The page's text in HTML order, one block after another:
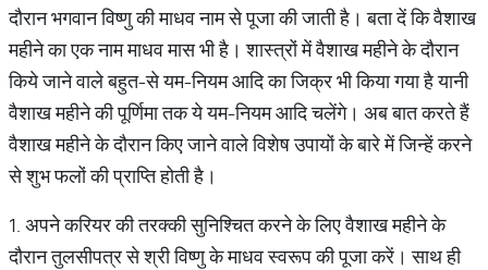
दौरान भगवान विष्णु की माधव नाम से पूजा की जाती है। बता दें कि वैशाख
महीने का एक नाम माधव मास भी है। शास्त्रों में वैशाख महीने के दौरान
किये जाने वाले बहुत-से यम-नियम आदि का जिक्र भी किया गया है यानी
वैशाख महीने की पूर्णिमा तक ये यम-नियम आदि चलेंगे। अब बात करते हैं
वैशाख महीने के दौरान किए जाने वाले विशेष उपायों के बारे में जिन्हें करने
से शुभ फलों की प्राप्ति होती है।
1. अपने करियर की तरक्की सुनिश्चित करने के लिए वैशाख महीने के
दौरान तुलसीपत्र से श्री विष्णु के माधव स्वरूप की पूजा करें। साथ ही